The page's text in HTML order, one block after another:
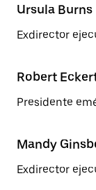
Ursula Burns
Exdirector
Robert
Presidente
Mandy
Exdirector